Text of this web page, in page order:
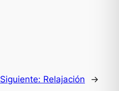
Siguiente: Relajación →